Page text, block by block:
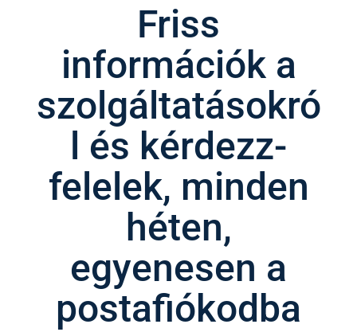
Friss
információk a
szolgáltatásokró
l és kérdezz-
felelek, minden
héten,
egyenesen a
postafiókodba